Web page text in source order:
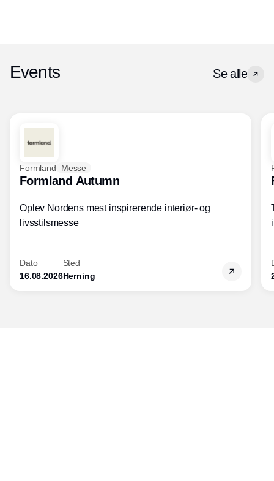
Events Se alle
Formland Messe
Formland Autumn
Oplev Nordens mest inspirerende interiør- og
livsstilsmesse
Dato
16.08.2026
Sted
Herning